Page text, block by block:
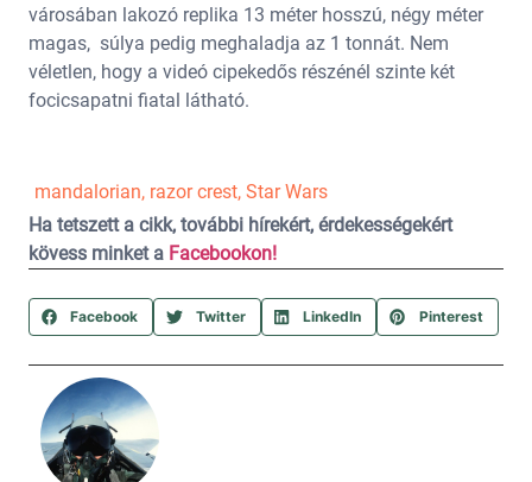
városában lakozó replika 13 méter hosszú, négy méter
magas, súlya pedig meghaladja az 1 tonnát. Nem
véletlen, hogy a videó cipekedős részénél szinte két
focicsapatni fiatal látható.
mandalorian, razor crest, Star Wars
Ha tetszett a cikk, további hírekért, érdekességekért
kövess minket a Facebookon!
Facebook Twitter LinkedIn Pinterest